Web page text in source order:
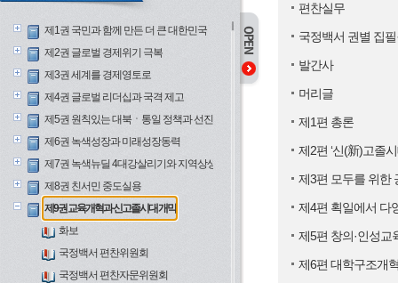
제1권 국민과 함께 만든 더 큰 대한민국
제2권 글로벌 경제위기 극복
제3권 세계를 경제영토로
제4권 글로벌 리더십과 국격 제고
제5권 원칙있는 대북ㆍ통일 정책과 선진안보
제6권 녹색성장과 미래성장동력
제7권 녹색뉴딜 4대강살리기와 지역상생
제8권 친서민 중도실용
제9권 교육개혁과 신고졸시대 개막
화보
국정백서 편찬위원회
국정백서 편찬자문위원회
편찬실무
국정백서 권별 집
발간사
머리글
제1편 총론
제2편 ‘신(新)고졸
제3편 모두를 위한
제4편 획일에서 다
제5편 창의·인성교
제6편 대학구조개